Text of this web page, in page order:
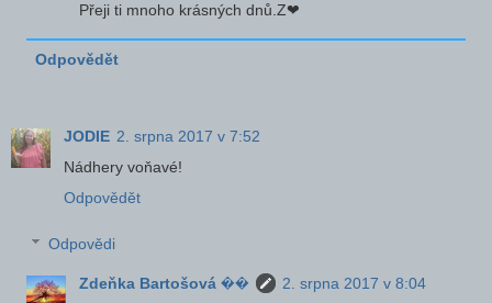
Přeji ti mnoho krásných dnů.Z❤
Odpovědět
JODIE 2. srpna 2017 v 7:52
Nádhery voňavé!
Odpovědět
Odpovědi
Zdeňka Bartošová ��
2. srpna 2017 v 8:04